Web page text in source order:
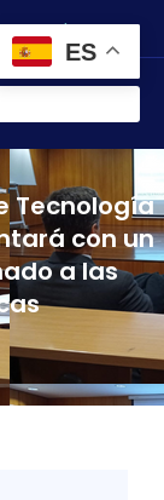
personal
Tecnología
con un
a las
ES